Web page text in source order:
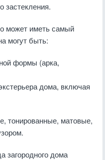
застекления.
может иметь самый
могут быть:
формы (арка,
дома, включая
тонированные, матовые,
загородного дома